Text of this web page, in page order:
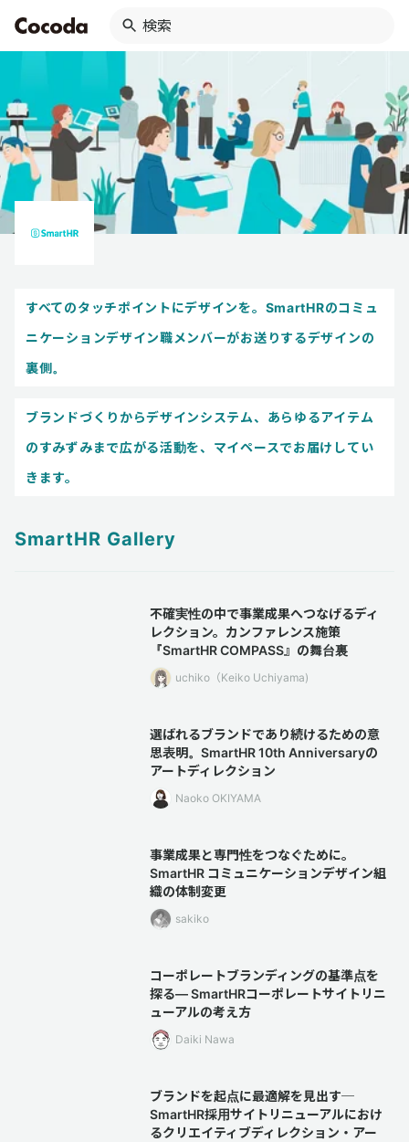
すべてのタッチポイントにデザインを。SmartHRのコミュ
ニケーションデザイン職メンバーがお送りするデザインの
裏側。
ブランドづくりからデザインシステム、あらゆるアイテム
のすみずみまで広がる活動を、マイペースでお届けしてい
きます。
SmartHR Gallery
不確実性の中で事業成果へつなげるディ
レクション。カンファレンス施策
『SmartHR COMPASS』の舞台裏
uchiko（Keiko Uchiyama)
選ばれるブランドであり続けるための意
思表明。SmartHR 10th Anniversaryの
アートディレクション
Naoko OKIYAMA
事業成果と専門性をつなぐために。
SmartHR コミュニケーションデザイン組
織の体制変更
sakiko
コーポレートブランディングの基準点を
探る― SmartHRコーポレートサイトリニ
ューアルの考え方
Daiki Nawa
ブランドを起点に最適解を見出す─
SmartHR採用サイトリニューアルにおけ
るクリエイティブディレクション・アー